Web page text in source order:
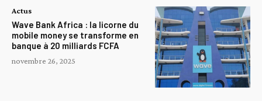
Actus
Wave Bank Africa : la licorne du
mobile money se transforme en
banque à 20 milliards FCFA
novembre 26, 2025